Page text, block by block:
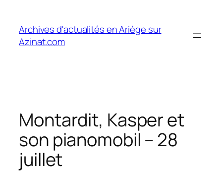
contenu
Archives d'actualités en Ariège sur
Azinat.com
Montardit, Kasper et
son pianomobil – 28
juillet